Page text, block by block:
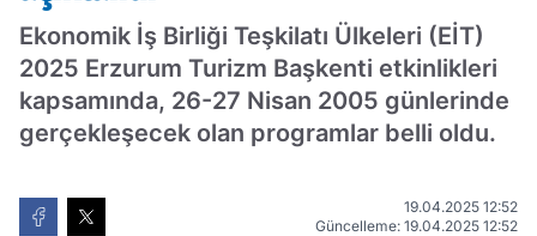
Ekonomik İş Birliği Teşkilatı Ülkeleri (EİT)
2025 Erzurum Turizm Başkenti etkinlikleri
kapsamında, 26-27 Nisan 2005 günlerinde
gerçekleşecek olan programlar belli oldu.
19.04.2025 12:52
Güncelleme: 19.04.2025 12:52